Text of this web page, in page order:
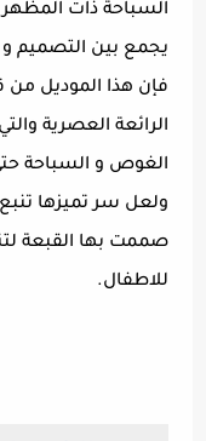
السباحة ذات المظهر
يجمع بين التصميم و
فإن هذا الموديل من
الرائعة العصرية
الغوص و السباحة
ولعل سر تميزها
صممت بها القبعة
للاطفال.